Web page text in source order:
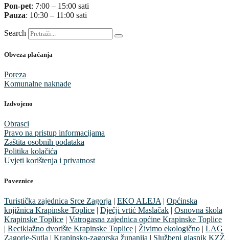
Pon-pet: 7:00 – 15:00 sati
Pauza: 10:30 – 11:00 sati
Search
Obveza plaćanja
Poreza
Komunalne naknade
Izdvojeno
Obrasci
Pravo na pristup informacijama
Zaštita osobnih podataka
Politika kolačića
Uvjeti korištenja i privatnost
Poveznice
Turistička zajednica Srce Zagorja | EKO ALEJA | Općinska
knjižnica Krapinske Toplice | Dječji vrtić Maslačak | Osnovna škola
Krapinske Toplice | Vatrogasna zajednica općine Krapinske Toplice
| Reciklažno dvorište Krapinske Toplice | Živimo ekologično | LAG
Zagorje-Sutla | Krapinsko-zagorska županija | Službeni glasnik KZŽ